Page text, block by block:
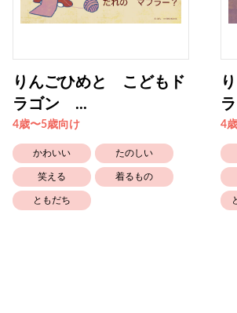
りんごひめと こどもド
ラゴン ...
4歳〜5歳向け
かわいい たのしい
笑える 着るもの
ともだち
4